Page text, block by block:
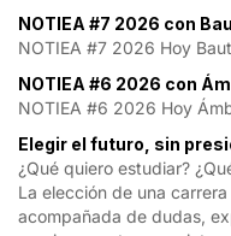
NOTIEA #7 2026 con
NOTIEA #7 2026 Hoy
NOTIEA #6 2026 con
NOTIEA #6 2026 Hoy
Elegir el futuro, sin
¿Qué quiero estudiar?
La elección de una
acompañada de dudas,